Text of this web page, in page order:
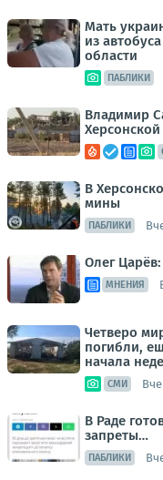
Мать
из
области
ПАБЛИКИ
Владимир
В
мины
ПАБЛИКИ
Олег
МНЕНИЯ
Четверо
погибли,
начала
СМИ
В Раде
запреты…
ПАБЛИКИ